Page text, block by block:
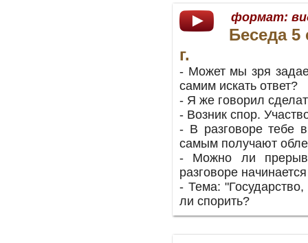
формат:
Беседа 5
г.
- Может мы зря
самим искать ответ?
- Я же говорил
- Возник спор.
- В разговоре тебе
самым получают
- Можно ли
разговоре
- Тема:
ли спорить?